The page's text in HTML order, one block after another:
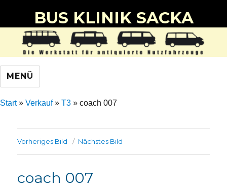
BUS KLINIK SACKA
MENÜ
Start» Verkauf» T3 » coach 007
Vorheriges Bild Nächstes Bild
coach 007